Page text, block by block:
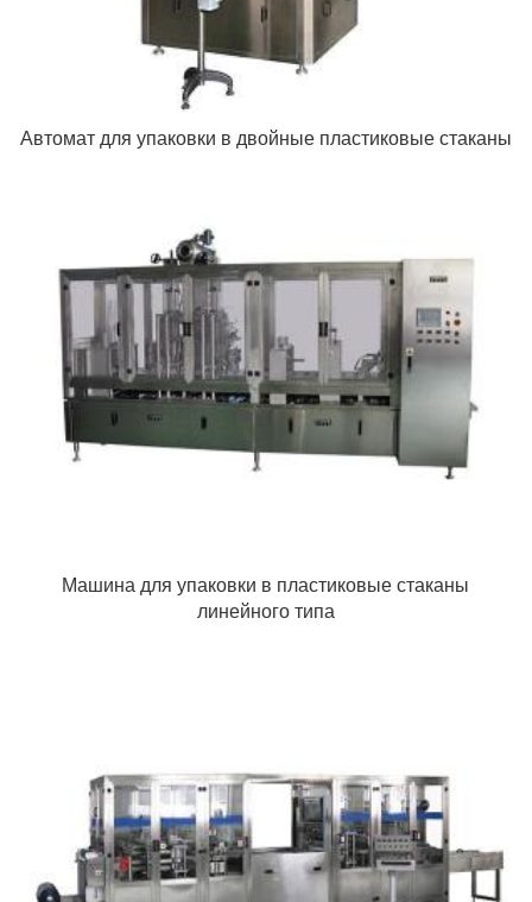
Автомат для упаковки в двойные пластиковые стаканы
Машина для упаковки в пластиковые стаканы
линейного типа